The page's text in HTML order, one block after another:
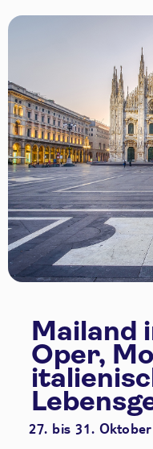
Mailand
Oper,
27. bis 31.